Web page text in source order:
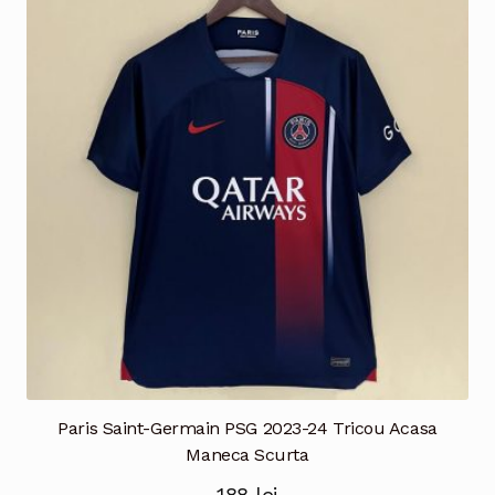
pot
alese
pagina
produsului.
Paris Saint-Germain PSG 2023-24 Tricou Acasa
Maneca Scurta